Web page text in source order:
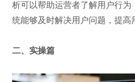
析可以帮助运营者了解用户行
统能够及时解决用户问题，提高
二、实操篇